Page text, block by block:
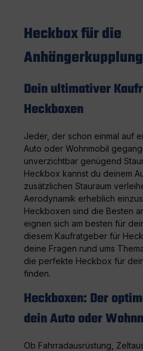
Heckbox für die
Anhängerkupplung
Dein ultimativer
Heckboxen
Jeder, der schon einmal auf
Auto oder Wohnmobil
unverzichtbar genügend
Heckbox kannst du deinem
zusätzlichen Stauraum
Aerodynamik erheblich
Heckboxen sind die Besten
eignen sich am besten für
diesem Kaufratgeber für
deine Fragen rund ums
die perfekte Heckbox für
finden.
Heckboxen: Der
dein Auto oder
Ob Fahrradausrüstung,